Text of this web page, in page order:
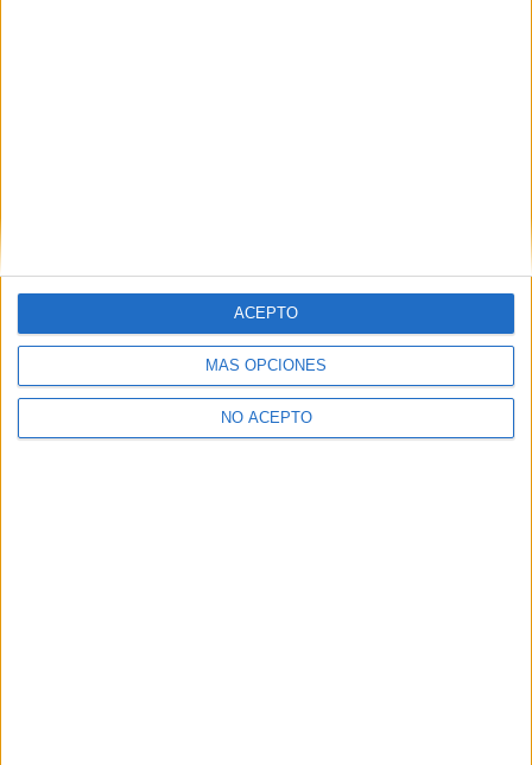
MÁS OPCIONES
NO ACEPTO
ACEPTO
Y como regalo de agradecimiento, por registrarte te daremos
gratis una copia de nuestro ebook con 100 consejos para tu
primer año de universidad